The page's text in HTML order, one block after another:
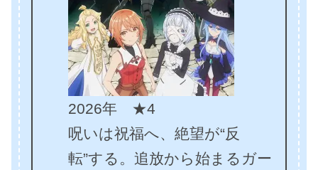
2026年 ★4
呪いは祝福へ、絶望が“反
転”する。追放から始まるガー